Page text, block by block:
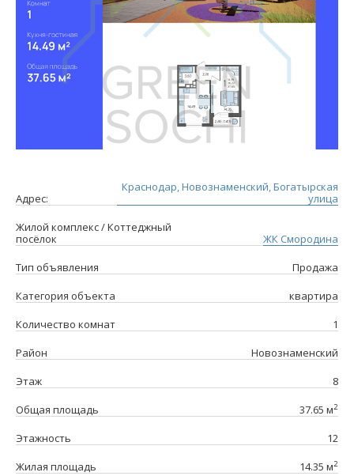
Адрес:
Краснодар, Новознаменский, Богатырская
улица
Жилой комплекс / Коттеджный
посёлок
ЖК Смородина
Тип объявления
Продажа
Категория объекта
квартира
Количество комнат
1
Район
Новознаменский
Этаж
8
Общая площадь
37.65 м2
Этажность
12
Жилая площадь
14.35 м2